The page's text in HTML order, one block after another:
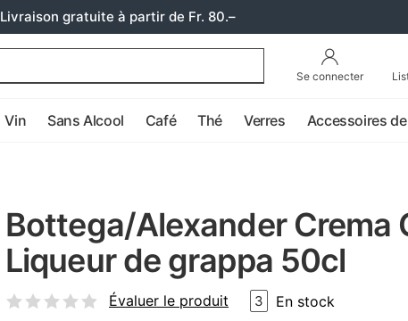
Livraison gratuite à partir de Fr. 80.–
Se connecter
Vin Sans Alcool Café Thé Verres Accessoires de
Bottega/Alexander Crema
Liqueur de grappa 50cl
Évaluer le produit 3 En stock